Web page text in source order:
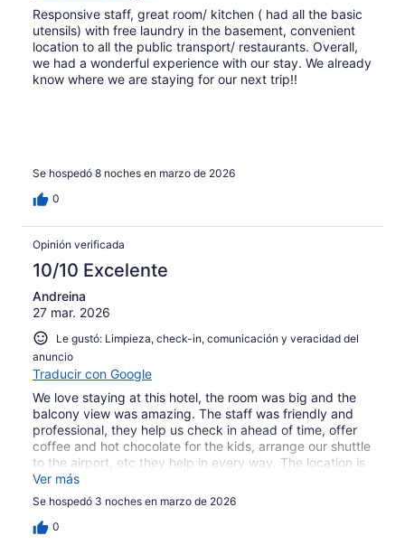
Responsive staff, great room/ kitchen ( had all the basic
utensils) with free laundry in the basement, convenient
location to all the public transport/ restaurants. Overall,
we had a wonderful experience with our stay. We already
know where we are staying for our next trip!!
Se hospedó 8 noches en marzo de 2026
0
Opinión verificada
10/10 Excelente
Andreina
27 mar. 2026
Le gustó: Limpieza, check-in, comunicación y veracidad del
anuncio
Traducir con Google
We love staying at this hotel, the room was big and the
balcony view was amazing. The staff was friendly and
professional, they help us check in ahead of time, offer
coffee and hot chocolate for the kids, arrange our shuttle
to the airport, etc they help in every way. The location is
perfect with a lot of restaurants and walking distance to
many iconic places. We will definitely stay at this hotel
again.
Ver más
Se hospedó 3 noches en marzo de 2026
0